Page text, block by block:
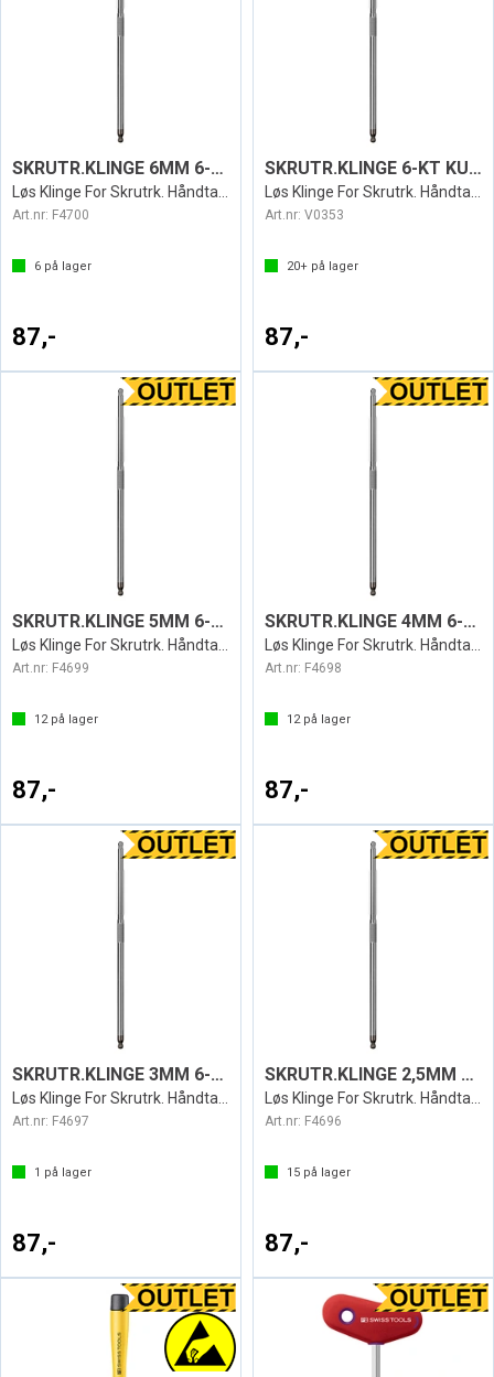
SKRUTR.KLINGE 6MM 6-KT KULE PB
Art.nr: F4700
6 på lager
87,-
SKRUTR.KLINGE 6-KT KULE PB
Art.nr: V0353
20+ på lager
87,-
SKRUTR.KLINGE 5MM 6-KT KULE PB
Art.nr: F4699
12på lager
87,-
SKRUTR.KLINGE 4MM 6-KT KULE PB
Art.nr: F4698
12på lager
87,-
SKRUTR.KLINGE 3MM 6-KT KULE PB
Art.nr: F4697
1 på lager
87,-
SKRUTR.KLINGE 2,5MM 6-KT KULE PB
Art.nr: F4696
15 på lager
87,-